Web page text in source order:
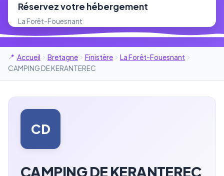
Réservez votre hébergement
La Forêt-Fouesnant
Accueil Bretagne Finistère
La Forêt-Fouesnant
CAMPING DE KERANTEREC
CD
CAMPING DE KERANTEREC